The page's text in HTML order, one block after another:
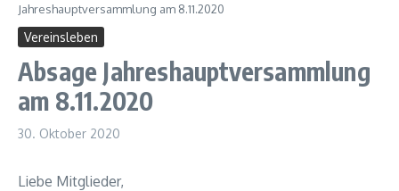
Jahreshauptversammlung am 8.11.2020
Vereinsleben
Absage Jahreshauptversammlung
am 8.11.2020
30. Oktober 2020
Liebe Mitglieder,